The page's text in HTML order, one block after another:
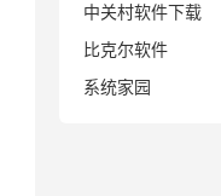
中关村软件下载
比克尔软件
系统家园